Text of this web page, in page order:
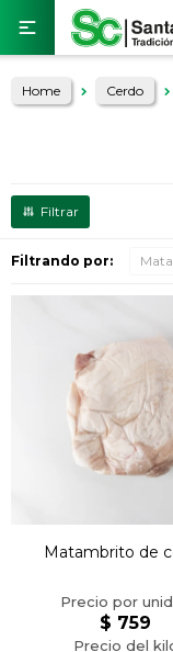

Home Cerdo
Filtrando por:
Matambrito de
$ 759